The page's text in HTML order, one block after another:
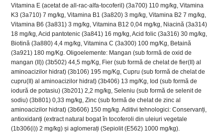
Vitamina E (acetat de all-rac-alfa-tocoferil) (3a700) 110 mg/kg, Vitamina
K3 (3a710) 7 mg/kg, Vitamina B1 (3a820) 3 mg/kg, Vitamina B2 7 mg/kg,
Vitamina B6 (3a831) 3 mg/kg, Vitamina B12 0,04 mg/kg, Niacină (3a314)
18 mg/kg, Acid pantotenic (3a841) 16 mg/kg, Acid folic (3a316) 30 mg/kg,
Biotină (3a880) 4,4 mg/kg, Vitamina C (3a300) 100 mg/Kg, Betaină
(3a921) 180 mg/Kg. Oligoelemente: Mangan (sub formă de oxid de
mangan (II)) (3b502) 44,5 mg/Kg, Fier (sub formă de chelat de fier(II) al
aminoacizilor hidrat) (3b106) 195 mg/Kg, Cupru (sub formă de chelat de
cupru(II) al aminoacizilor hidrat) (3b406) 13 mg/Kg, Iod (sub formă de
iodură de potasiu) (3b201) 2,2 mg/kg, Seleniu (sub formă de selenit de
sodiu) (3b801) 0,33 mg/kg, Zinc (sub formă de chelat de zinc al
aminoacizilor hidrat) (3b606) 150 mg/kg. Aditivi tehnologici: Conservanți,
antioxidanți (extract natural bogat în tocoferoli din uleiuri vegetale
(1b306(i)) 2 mg/kg) și aglomerați (Sepiolit (E562) 1000 mg/kg).